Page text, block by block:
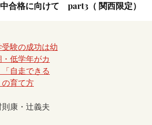
合格に向けて part3（ 関西限定）
受験の成功は幼
・低学年がカ
「自走できる
の育て方
則康・辻義夫